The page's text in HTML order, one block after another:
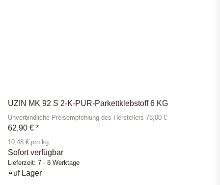
UZIN MK 92 S 2-K-PUR-Parkettklebstoff 6 KG
Unverbindliche Preisempfehlung des Herstellers 78,00 €
62,90 € *
10,48 € pro kg
Sofort verfügbar
Lieferzeit: 7 - 8 Werktage
Auf Lager